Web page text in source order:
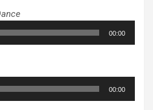
00:00
00:00